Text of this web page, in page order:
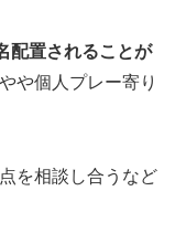
配置されることが
や個人プレー寄り
を相談し合うなど